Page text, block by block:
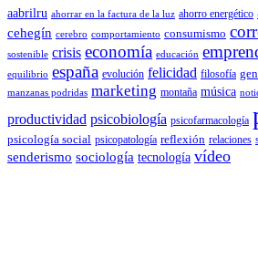
aabrilru ahorrar en la factura de la luz ahorro energético
cehegín cerebro comportamiento consumismo
sostenible crisis economía educación
equilibrio españa evolución felicidad filosofía
manzanas podridas marketing montaña música
productividad psicobiología psicofarmacología
psicología social psicopatología reflexión relaciones
senderismo sociología tecnología vídeo